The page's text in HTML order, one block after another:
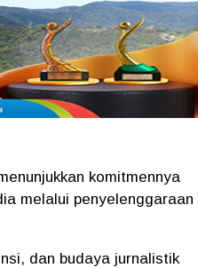
komitmennya
melalui penyelenggaraan
dan budaya jurnalistik